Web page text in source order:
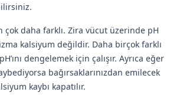
daha farklı. Zira vücut üzerinde pH
kalsiyum değildir. Daha birçok farklı
dengelemek için çalışır. Ayrıca eğer
bağırsaklarınızdan emilecek
kaybı kapatılır.